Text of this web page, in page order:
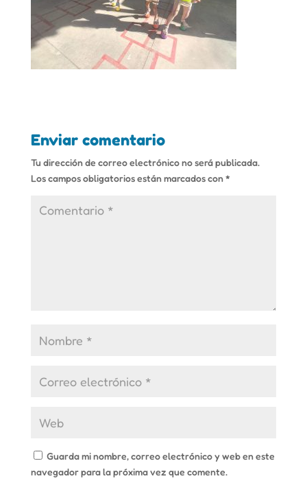
Enviar comentario
Tu dirección de correo electrónico no será publicada.
Los campos obligatorios están marcados con*
Guarda mi nombre, correo electrónico y web en este
navegador para la próxima vez que comente.